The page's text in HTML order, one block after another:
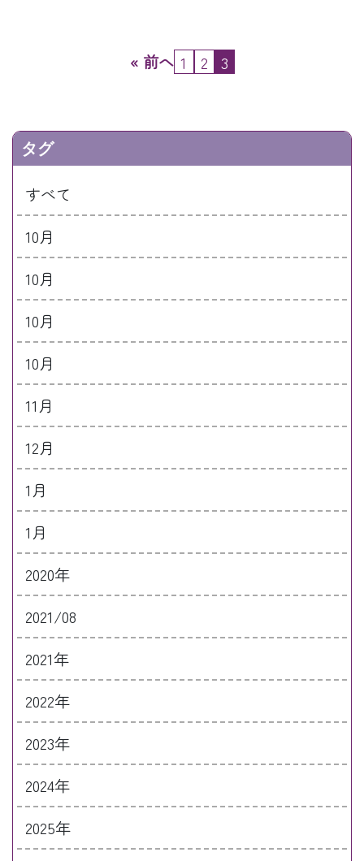
« 前へ 1 2 3
タグ
すべて
10月
10月
10月
10月
11月
12月
1月
1月
2020年
2021/08
2021年
2022年
2023年
2024年
2025年